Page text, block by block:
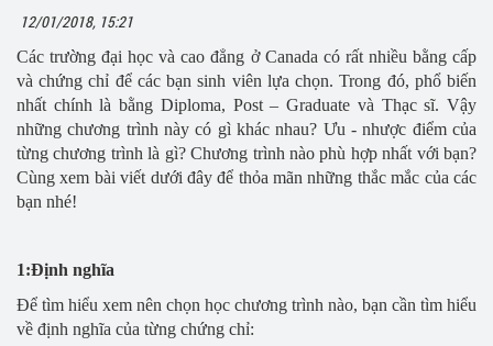
12/01/2018, 15:21
Các trường đại học và cao đẳng ở Canada có rất nhiều bằng cấp
và chứng chỉ để các bạn sinh viên lựa chọn. Trong đó, phổ biến
nhất chính là bằng Diploma, Post – Graduate và Thạc sĩ. Vậy
những chương trình này có gì khác nhau? Ưu - nhược điểm của
từng chương trình là gì? Chương trình nào phù hợp nhất với bạn?
Cùng xem bài viết dưới đây để thỏa mãn những thắc mắc của các
bạn nhé!
1:Định nghĩa
Để tìm hiểu xem nên chọn học chương trình nào, bạn cần tìm hiểu
về định nghĩa của từng chứng chỉ: